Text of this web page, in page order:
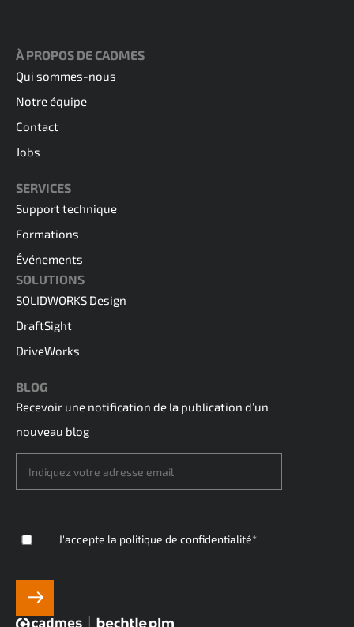
À PROPOS DE CADMES
Qui sommes-nous
Notre équipe
Contact
Jobs
SERVICES
Support technique
Formations
Événements
SOLUTIONS
SOLIDWORKS Design
DraftSight
DriveWorks
BLOG
Recevoir une notification de la publication d’un
nouveau blog
J'accepte la politique de confidentialité*